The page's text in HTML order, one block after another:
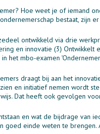
Hoe weet je of iemand
bestaat, zijn
ontwikkeld via drie
en innovatie (3)
het mbo-examen
draagt bij aan het
en initiatief nemen wordt
Dat heeft ook gevolgen
en wat de bijdrage van
einde weten te